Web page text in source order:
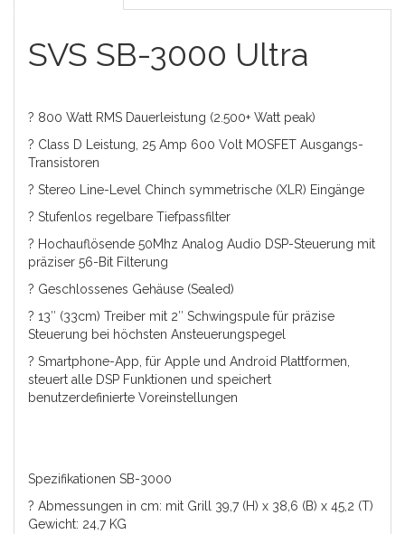
SVS SB-3000 Ultra
? 800 Watt RMS Dauerleistung (2.500+ Watt peak)
? Class D Leistung, 25 Amp 600 Volt MOSFET Ausgangs-
Transistoren
? Stereo Line-Level Chinch symmetrische (XLR) Eingänge
? Stufenlos regelbare Tiefpassfilter
? Hochauflösende 50Mhz Analog Audio DSP-Steuerung mit
präziser 56-Bit Filterung
? Geschlossenes Gehäuse (Sealed)
? 13″ (33cm) Treiber mit 2″ Schwingspule für präzise
Steuerung bei höchsten Ansteuerungspegel
? Smartphone-App, für Apple und Android Plattformen,
steuert alle DSP Funktionen und speichert
benutzerdefinierte Voreinstellungen
Spezifikationen SB-3000
? Abmessungen in cm: mit Grill 39,7 (H) x 38,6 (B) x 45,2 (T)
Gewicht: 24,7 KG